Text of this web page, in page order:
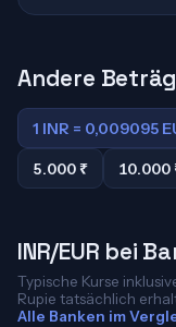
Andere
1 INR = 0,009095
5.000 ₹ 10.000
INR/EUR bei
Typische Kurse
Rupie tatsächlich
Alle Banken im